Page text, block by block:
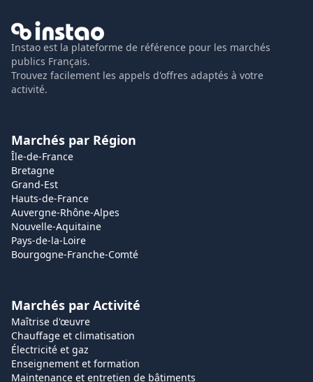
Instao est la plateforme de référence pour les marchés
publics Français.
Trouvez facilement les appels d'offres adaptés à votre
activité.
Marchés par Région
Île-de-France
Bretagne
Grand-Est
Hauts-de-France
Auvergne-Rhône-Alpes
Nouvelle-Aquitaine
Pays-de-la-Loire
Bourgogne-Franche-Comté
Marchés par Activité
Maîtrise d'œuvre
Chauffage et climatisation
Électricité et gaz
Enseignement et formation
Maintenance et entretien de bâtiments